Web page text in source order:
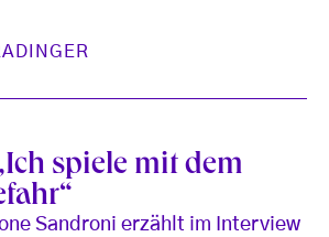
spiele mit dem
Sandroni erzählt im Interview